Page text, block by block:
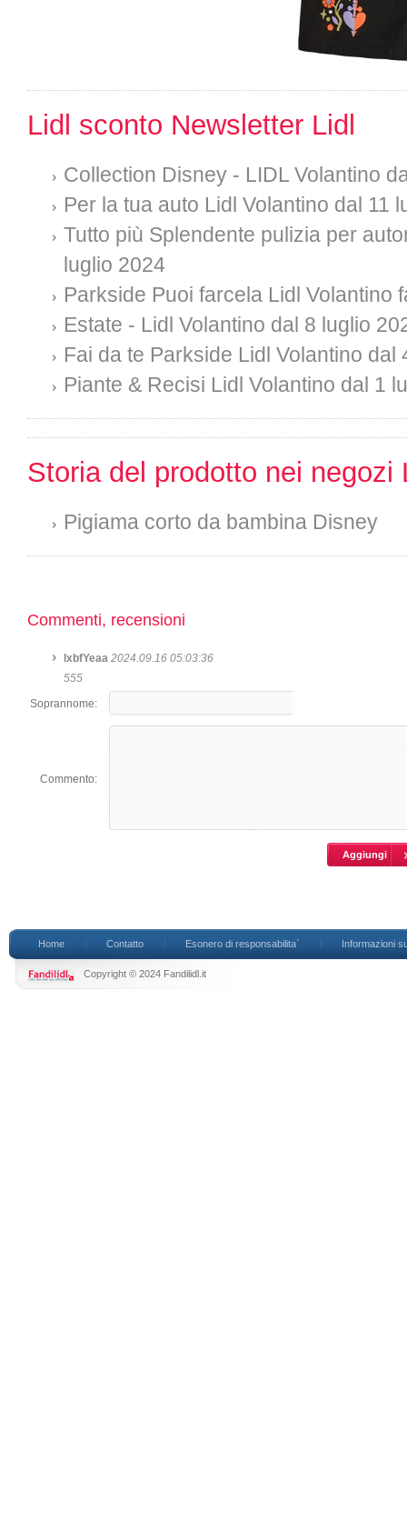
Lidl sconto Newsletter Lidl
Collection Disney - LIDL Volantino
Per la tua auto Lidl Volantino dal 11
Tutto più Splendente pulizia per
luglio 2024
Parkside Puoi farcela Lidl Volantino
Estate - Lidl Volantino dal 8 luglio
Fai da te Parkside Lidl Volantino dal
Piante & Recisi Lidl Volantino dal 1
Storia del prodotto nei negozi
Pigiama corto da bambina Disney
Commenti, recensioni
lxbfYeaa 2024.09.16 05:03:36
555
Soprannome:
Commento:
Home Contatto Esonero di responsabilita` Informazioni
Copyright © 2024 Fandilidl.it